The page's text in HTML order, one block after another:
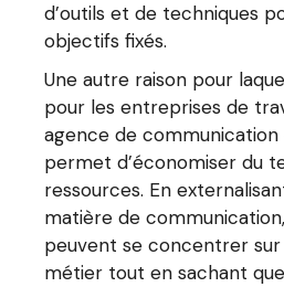
d’outils et de techniques
objectifs fixés.
Une autre raison pour
pour les entreprises de
agence de
permet d’économiser du
ressources. En
matière de
peuvent se concentrer
métier tout en sachant